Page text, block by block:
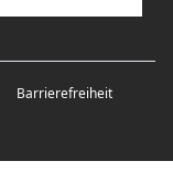
Barrierefreiheit